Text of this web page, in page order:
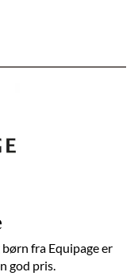
fra Equipage er
god pris.